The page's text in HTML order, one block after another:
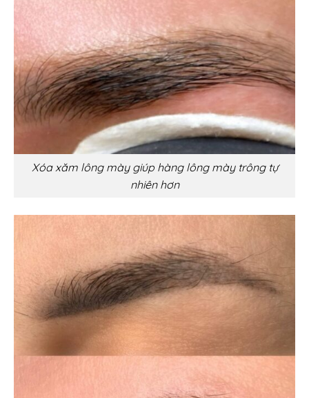
Xóa xăm lông mày giúp hàng lông mày trông tự
nhiên hơn